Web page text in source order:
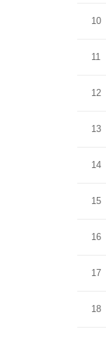
10
11
12
13
14
15
16
17
18